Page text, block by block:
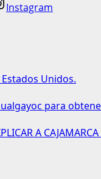
Instagram
Unidos.
para
A